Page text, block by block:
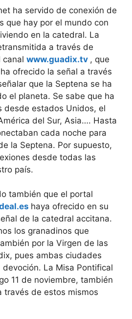
ha servido de conexión de
que hay por el mundo con
en la catedral. La
a través de
canal www.guadix.tv , que
ofrecido la señal a través
que la Septena se ha
el planeta. Se sabe que ha
desde estados Unidos, el
del Sur, Asia…. Hasta
cada noche para
la Septena. Por supuesto,
desde todas las
país.
también que el portal
haya ofrecido en su
de la catedral accitana.
los granadinos que
por la Virgen de las
pues ambas ciudades
La Misa Pontifical
11 de noviembre, también
través de estos mismos